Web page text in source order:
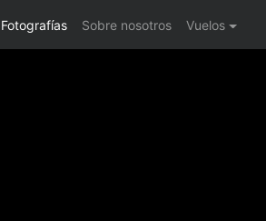
Fotografías Sobre nosotros Vuelos